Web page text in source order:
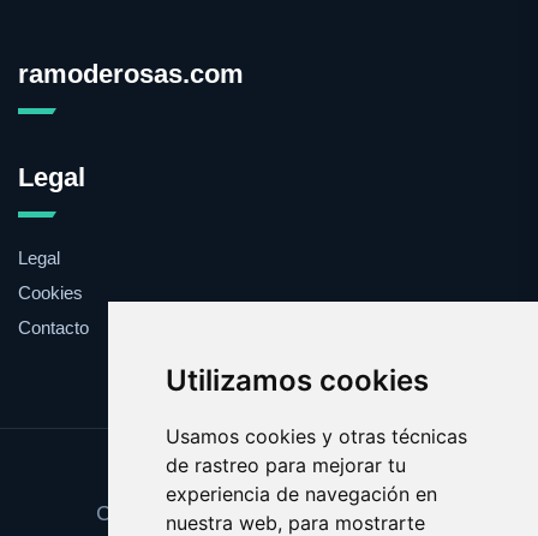
Utilizamos cookies
Usamos cookies y otras técnicas
de rastreo para mejorar tu
experiencia de navegación en
nuestra web, para mostrarte
ramoderosas.com
Legal
Legal
Cookies
Contacto
Update cookies preferences
Copyright © 2025 ramoderosas.com